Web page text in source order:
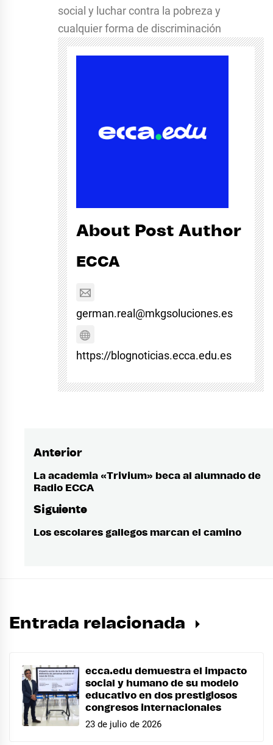
social y luchar contra la pobreza y
cualquier forma de discriminación
About Post Author
ECCA
german.real@mkgsoluciones.es
https://blognoticias.ecca.edu.es
Navegación
de
Anterior
Entrada
anterior:
La academia «Trivium» beca al alumnado de
Radio ECCA
Siguiente
Entrada
Los escolares gallegos marcan el camino
Entrada relacionada
ecca.edu demuestra el impacto
social y humano de su modelo
educativo en dos prestigiosos
congresos internacionales
23 de julio de 2026